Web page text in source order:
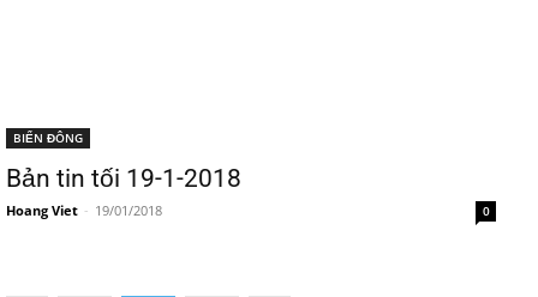
BIỂN ĐÔNG
Bản tin tối 19-1-2018
Hoang Viet - 19/01/2018 0